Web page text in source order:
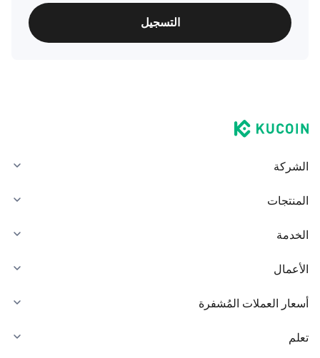
التسجيل
الشركة
المنتجات
الخدمة
الأعمال
أسعار العملات المُشفرة
تعلم